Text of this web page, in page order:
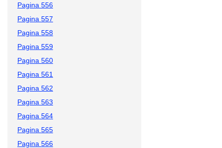
Pagina 556
Pagina 557
Pagina 558
Pagina 559
Pagina 560
Pagina 561
Pagina 562
Pagina 563
Pagina 564
Pagina 565
Pagina 566